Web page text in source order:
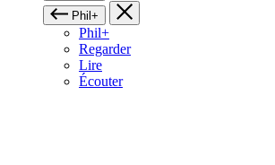
Phil+
Phil+
Regarder
Lire
Écouter